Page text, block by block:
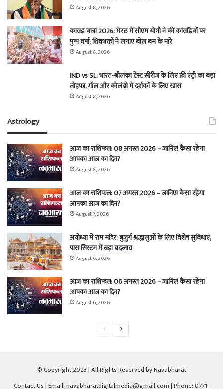
August 8, 2026
कावड़ यात्रा 2026: मेरठ में सीएम योगी ने की कांवड़ियों पर
पुष्प वर्षा; शिवभक्तों ने लगाए बोल बम के नारे
August 8, 2026
IND vs SL: भारत-श्रीलंका टेस्ट सीरीज के लिए फ्री एंट्री का बड़ा
तोहफा, गॉल और कोलंबो में दर्शकों के लिए खास
August 8, 2026
Astrology
आज का राशिफल: 08 अगस्त 2026 – जानिए! कैसा रहेगा
आपका आज का दिन?
August 8, 2026
आज का राशिफल: 07 अगस्त 2026 – जानिए! कैसा रहेगा
आपका आज का दिन?
August 7, 2026
अयोध्या में राम मंदिर: बुजुर्ग श्रद्धालुओं के लिए विशेष सुविधाएं,
पास सिस्टम में बड़ा बदलाव
August 6, 2026
आज का राशिफल: 06 अगस्त 2026 – जानिए! कैसा रहेगा
आपका आज का दिन?
August 6, 2026
PreviousNext
© Copyright 2023 | All Rights Reserved by Navabharat
Contact Us| Email: navabharatdigitalmedia@gmail.com | Phone: 0771-